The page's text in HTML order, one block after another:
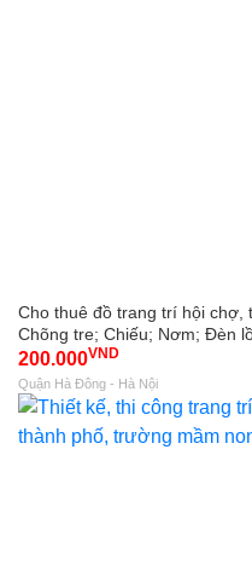
Cho thuê đồ trang trí hội chợ,
Chõng tre; Chiếu; Nơm; Đèn
200.000VND
Quận Hà Đông - Hà Nội